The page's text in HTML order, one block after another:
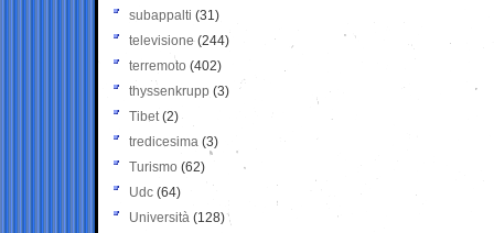
subappalti (31)
televisione(244)
terremoto (402)
thyssenkrupp (3)
Tibet(2)
tredicesima (3)
Turismo (62)
Udc (64)
Università (128)